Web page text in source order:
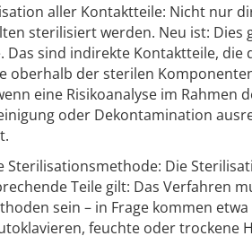
aller Kontaktteile: Nicht nur
sterilisiert werden. Neu ist: Dies
sind indirekte Kontaktteile,
oberhalb der sterilen
eine Risikoanalyse im Rahmen
oder Dekontamination
Die
Teile gilt: Das Verfahren
sein – in Frage kommen
feuchte oder trockene